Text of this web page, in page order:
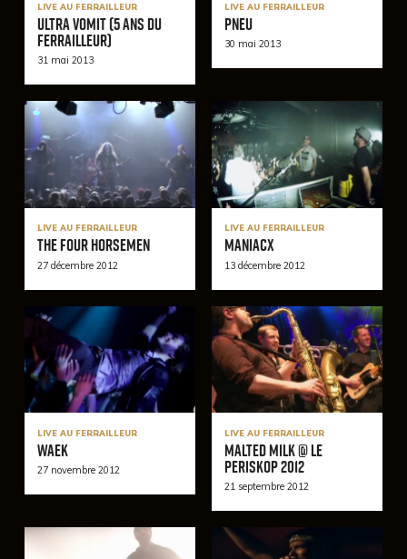
LIVE AU FERRAILLEUR
Ultra Vomit (5 ans du
Ferrailleur)
31 mai 2013
LIVE AU FERRAILLEUR
Pneu
30 mai 2013
LIVE AU FERRAILLEUR
The Four Horsemen
27 décembre 2012
LIVE AU FERRAILLEUR
Maniacx
13 décembre 2012
LIVE AU FERRAILLEUR
Waek
27 novembre 2012
LIVE AU FERRAILLEUR
MALTED MILK @ Le
Periskop 2012
21 septembre 2012